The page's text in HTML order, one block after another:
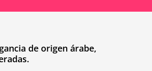
de origen árabe,